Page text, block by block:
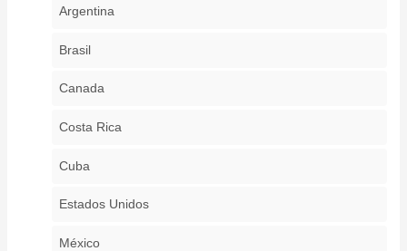
Argentina
Brasil
Canada
Costa Rica
Cuba
Estados Unidos
México